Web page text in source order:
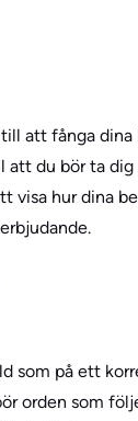
att fånga dina
att du bör ta
visa hur dina
som på ett
orden som